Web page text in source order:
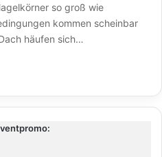
so groß wie
kommen scheinbar
häufen sich…